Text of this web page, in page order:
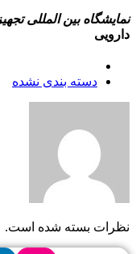
بین المللی
دسته بندی نشده
بسته شده است.